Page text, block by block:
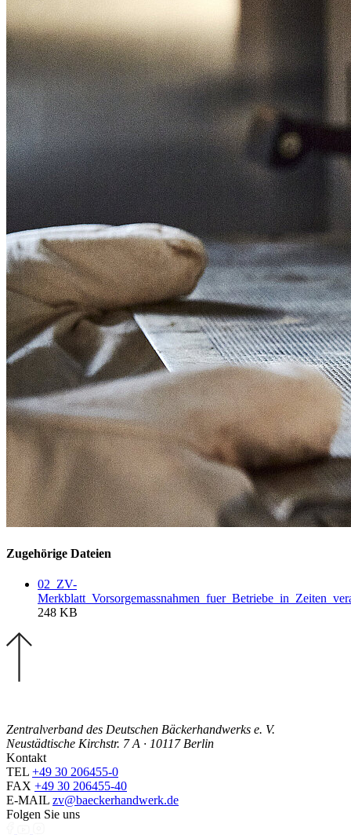
Zugehörige Dateien
02_ZV-
248 KB
Zentralverband des Deutschen Bäckerhandwerks e. V.
Neustädtische Kirchstr. 7 A · 10117 Berlin
Kontakt
TEL +49 30 206455-0
FAX +49 30 206455-40
E-MAIL zv@baeckerhandwerk.de
Folgen Sie uns